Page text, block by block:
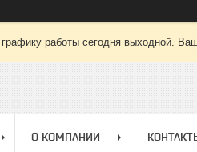
работы сегодня выходной.
О КОМПАНИИ